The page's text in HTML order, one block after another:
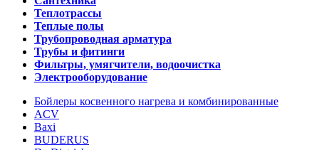
Теплотрассы
Теплые полы
Трубопроводная арматура
Трубы и фитинги
Фильтры, умягчители, водоочистка
Электрооборудование
Бойлеры косвенного нагрева и комбинированные
ACV
Baxi
BUDERUS